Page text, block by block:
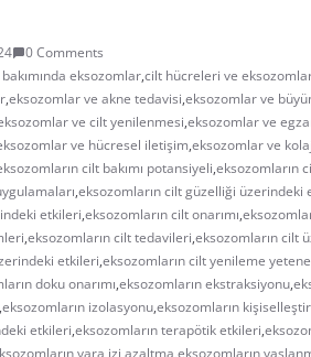
0 Comments
eksozomlar,cilt hücreleri ve
,eksozomlar ve akne tedavisi,eksozomlar ve
ve cilt yenilenmesi,eksozomlar ve
ve hücresel iletişim,eksozomlar ve
cilt bakımı potansiyeli,eksozomların
,eksozomların cilt güzelliği üzerindeki
etkileri,eksozomların cilt onarımı,
,eksozomların cilt tedavileri,eksozomların cilt
etkileri,eksozomların cilt yenileme
doku onarımı,eksozomların ekstraksiyonu,
,eksozomların izolasyonu,eksozomların
etkileri,eksozomların terapötik etkileri,
yara izi azaltma,eksozomların